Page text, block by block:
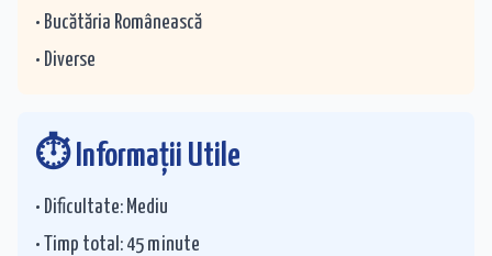
• Bucătăria Românească
• Diverse
⏱️ Informații Utile
• Dificultate: Mediu
• Timp total: 45 minute